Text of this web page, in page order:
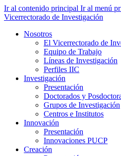
Ir al contenido principal Ir al menú
Vicerrectorado de Investigación
Nosotros
El Vicerrectorado de
Equipo de Trabajo
Líneas de Investigación
Perfiles IIC
Investigación
Presentación
Doctorados y
Grupos de Investigación
Centros e Institutos
Innovación
Presentación
Innovaciones PUCP
Creación